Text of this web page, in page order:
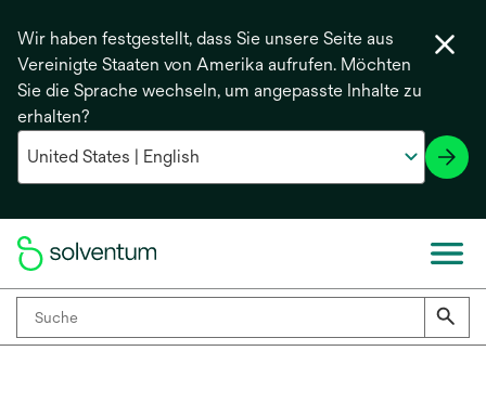
Wir haben festgestellt, dass Sie unsere Seite aus
Vereinigte Staaten von Amerika aufrufen. Möchten
Sie die Sprache wechseln, um angepasste Inhalte zu
erhalten?